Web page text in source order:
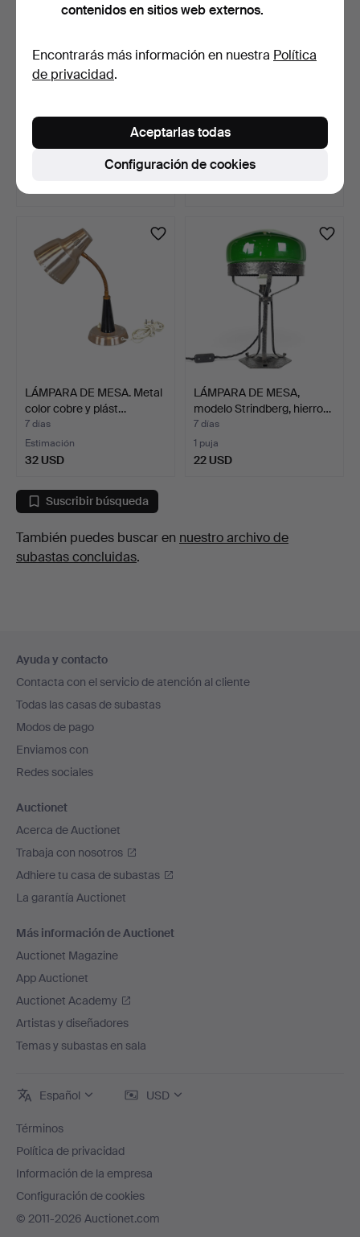
LÁMPARAS DE MESA, un
85 USD
ESCRITORIO, metal,
Estimación
LÁMPARA DE MESA. Metal
color cobre y plást…
7 días
Estimación
32 USD
LÁMPARA DE MESA,
modelo Strindberg, hierro…
7 días
1 puja
22 USD
Suscribir búsqueda
También puedes buscar en nuestro archivo de
subastas concluidas.
en
el
pie
de
página
Ayuda y contacto
Contacta con el servicio de atención al cliente
Todas las casas de subastas
Modos de pago
Enviamos con
Redes sociales
Auctionet
Acerca de Auctionet
Trabaja con nosotros
Adhiere tu casa de subastas
La garantía Auctionet
Más información de Auctionet
Auctionet Magazine
App Auctionet
Auctionet Academy
Artistas y diseñadores
Temas y subastas en sala
Español USD
Términos
Política de privacidad
Información de la empresa
Configuración de cookies
© 2011-2026 Auctionet.com
contenidos en sitios web externos.
Encontrarás más información en nuestra Política
de privacidad.
Configuración de cookies
Aceptarlas todas